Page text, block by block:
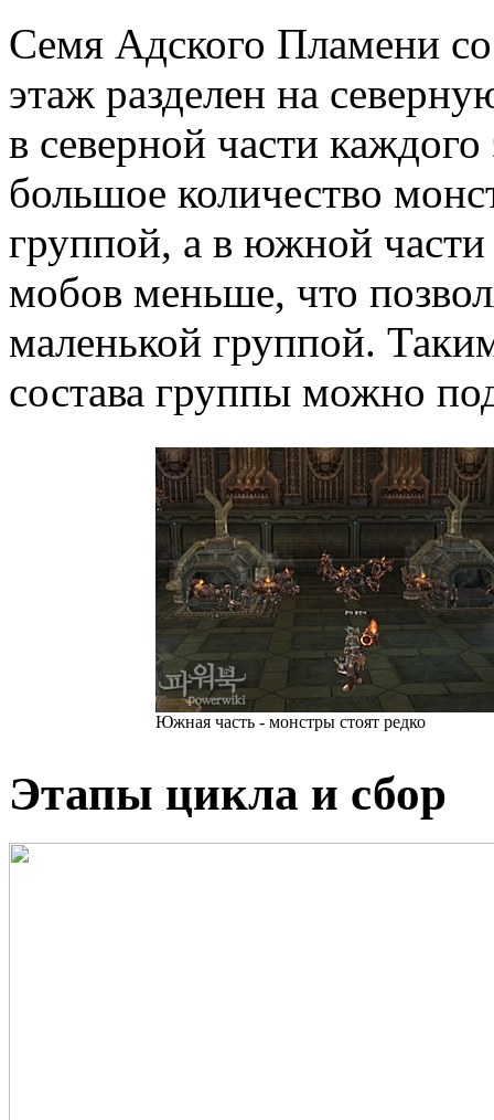
Семя Адского Пламени
этаж разделен на
в северной части
большое количество
группой, а в южной
мобов меньше, что
маленькой группой.
состава группы можно
Южная часть - монстры стоят редко
Этапы цикла и сбор